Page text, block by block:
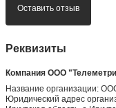
Оставить отзыв
Реквизиты
Компания ООО
Название организации:
Юридический адрес